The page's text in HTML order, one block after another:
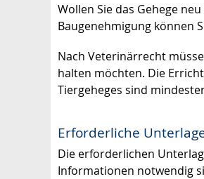
Wollen Sie das Gehege
Baugenehmigung können
Nach Veterinärrecht
halten möchten. Die
Tiergeheges sind
Erforderliche
Die erforderlichen
Informationen notwendig